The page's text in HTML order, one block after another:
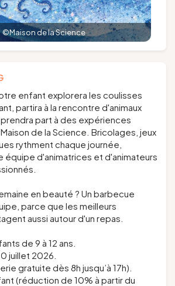
©Maison de la Science
enfant explorera les coulisses
partira à la rencontre d'animaux
part à des expériences
de la Science. Bricolages, jeux
rythment chaque journée,
équipe d'animatrices et d'animateurs
en beauté ? Un barbecue
parce que les meilleurs
aussi autour d'un repas.
de 9 à 12 ans.
juillet 2026.
gratuite dès 8h jusqu’à 17h).
(réduction de 10% à partir du